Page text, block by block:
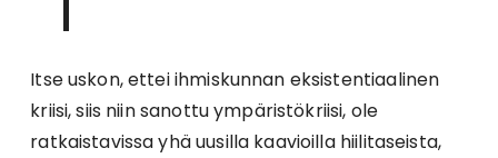
Itse uskon, ettei ihmiskunnan eksistentiaalinen
kriisi, siis niin sanottu ympäristökriisi, ole
ratkaistavissa yhä uusilla kaavioilla hiilitaseista,